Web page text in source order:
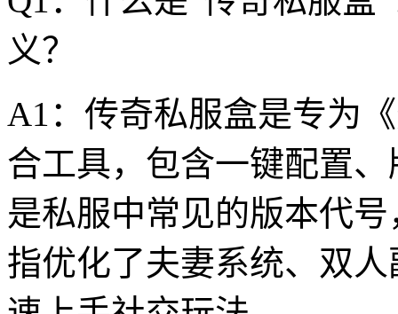
义？
A1：传奇私服盒是专为
合工具，包含一键配置
是私服中常见的版本代
指优化了夫妻系统、双